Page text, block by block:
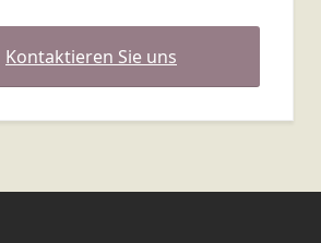
Kontaktieren Sie uns